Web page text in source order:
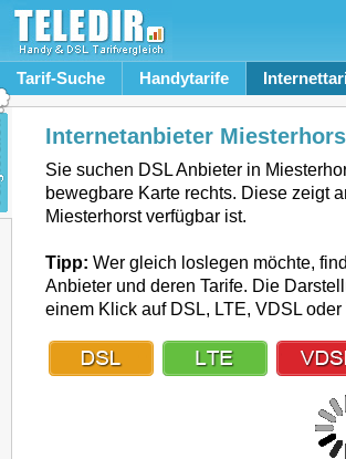
Tarif-Suche Handytarife
Internetanbieter
Sie suchen DSL Anbieter in
bewegbare Karte rechts. Diese zeigt
Miesterhorst verfügbar ist.
Tipp: Wer gleich loslegen möchte,
Anbieter und deren Tarife. Die
einem Klick auf DSL, LTE, VDSL